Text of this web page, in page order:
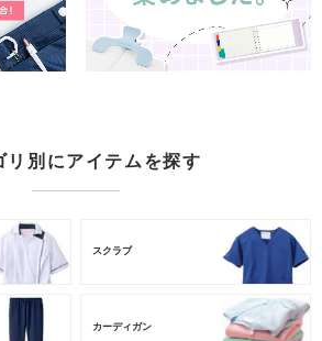
リ別にアイテムを探す
スクラブ
カーディガン